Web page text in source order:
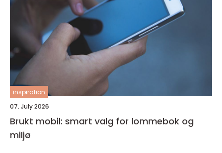
inspiration
07. July 2026
Brukt mobil: smart valg for lommebok og
miljø